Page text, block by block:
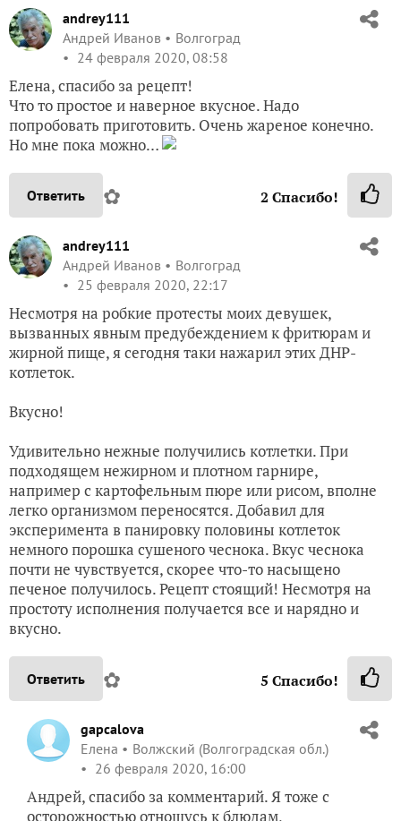
andrey111
Андрей Иванов
Волгоград
24 февраля 2020, 08:58
Елена, спасибо за рецепт!
Что то простое и наверное вкусное. Надо
попробовать приготовить. Очень жареное конечно.
Но мне пока можно…
Ответить ✿ 2 Спасибо!
andrey111
Андрей Иванов
Волгоград
25 февраля 2020, 22:17
Несмотря на робкие протесты моих девушек,
вызванных явным предубеждением к фритюрам и
жирной пище, я сегодня таки нажарил этих ДНР-
котлеток.
Вкусно!
Удивительно нежные получились котлетки. При
подходящем нежирном и плотном гарнире,
например с картофельным пюре или рисом, вполне
легко организмом переносятся. Добавил для
эксперимента в панировку половины котлеток
немного порошка сушеного чеснока. Вкус чеснока
почти не чувствуется, скорее что-то насыщено
печеное получилось. Рецепт стоящий! Несмотря на
простоту исполнения получается все и нарядно и
вкусно.
Ответить ✿ 5 Спасибо!
gapcalova
Елена
Волжский (Волгоградская обл.)
26 февраля 2020, 16:00
Андрей, спасибо за комментарий. Я тоже с
осторожностью отношусь к блюдам,